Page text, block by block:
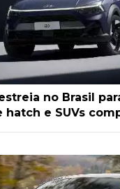
no Brasil
hatch e SUVs